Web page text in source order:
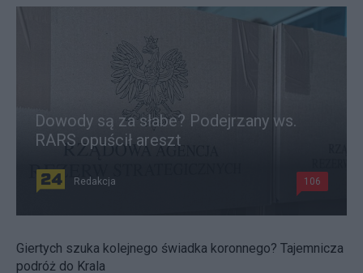
Dowody są za słabe? Podejrzany ws.
RARS opuścił areszt
Redakcja 106
Giertych szuka kolejnego świadka koronnego? Tajemnicza
podróż do Krala